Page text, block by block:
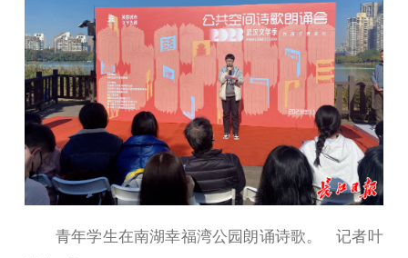
青年学生在南湖幸福湾公园朗诵诗歌。 记者叶